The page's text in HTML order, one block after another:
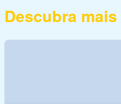
Descubra mais